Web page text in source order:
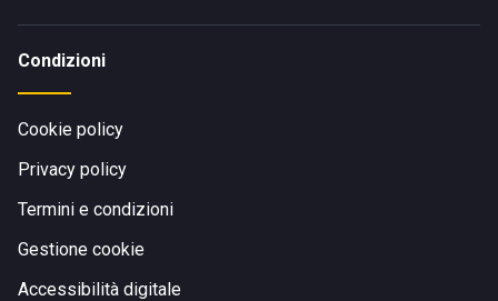
Condizioni
Cookie policy
Privacy policy
Termini e condizioni
Gestione cookie
Accessibilità digitale